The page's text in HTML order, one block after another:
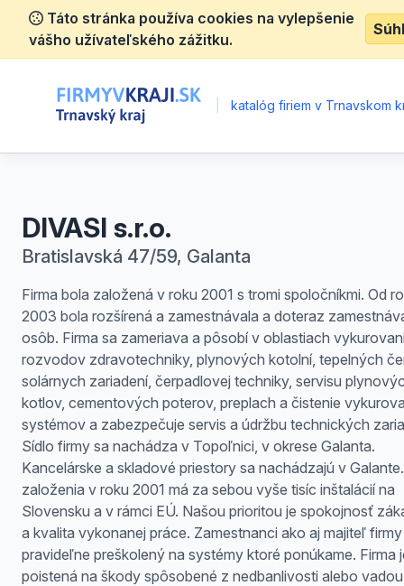
Táto stránka používa cookies na vylepšenie
vášho užívateľského zážitku.
katalóg firiem v Trnavskom
DIVASI s.r.o.
Bratislavská 47/59, Galanta
Firma bola založená v roku 2001 s tromi spoločníkmi. Od
2003 bola rozšírená a zamestnávala a doteraz
osôb. Firma sa zameriava a pôsobí v oblastiach
rozvodov zdravotechniky, plynových kotolní, tepelných
solárnych zariadení, čerpadlovej techniky, servisu
kotlov, cementových poterov, preplach a čistenie
systémov a zabezpečuje servis a údržbu technických
Sídlo firmy sa nachádza v Topoľnici, v okrese Galanta.
Kancelárske a skladové priestory sa nachádzajú v
založenia v roku 2001 má za sebou vyše tisíc inštalácií na
Slovensku a v rámci EÚ. Našou prioritou je spokojnosť
a kvalita vykonanej práce. Zamestnanci ako aj majiteľ
pravideľne preškolený na systémy ktoré ponúkame. Firma
poistená na škody spôsobené z nedbanlivosti alebo vadou